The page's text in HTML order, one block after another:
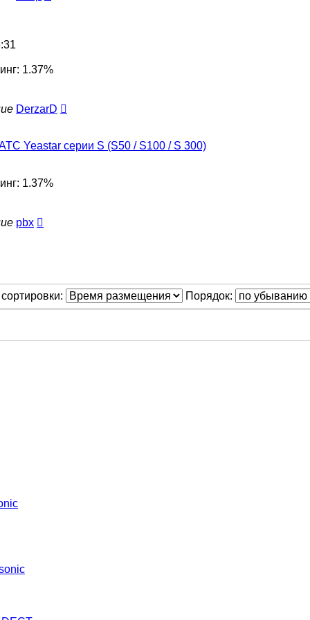
1.37%
DerzarD
Yeastar серии S (S50 / S100 / S 300)
1.37%
pbx
Порядок: